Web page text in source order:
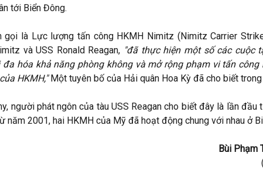
tới Biển Đông.
là Lực lượng tấn công HKMH Nimitz (Nimitz Carrier
và USS Ronald Reagan, "đã thực hiện một số các cuộc
hóa khả năng phòng không và mở rộng phạm vi tấn công
HKMH,"Một tuyên bố của Hải quân Hoa Kỳ đã cho biết
người phát ngôn của tàu USS Reagan cho biết đây là lần
năm 2001, hai HKMH của Mỹ đã hoạt động chung với nhau ở
Bùi Phạm